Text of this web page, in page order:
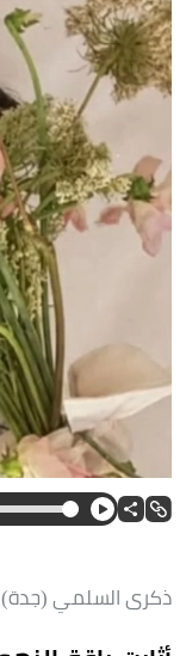
ذكرى السلمي (جدة) zekraalsolami@